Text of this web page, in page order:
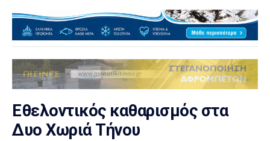
Εθελοντικός καθαρισμός στα
Δυο Χωριά Τήνου